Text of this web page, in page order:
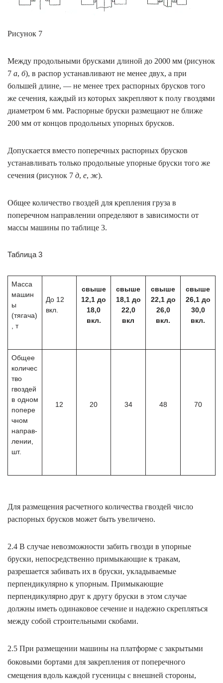
Рисунок 7
Между продольными брусками длиной до 2000 мм (рисунок
7 а, б), в распор устанавливают не менее двух, а при
большей длине, — не менее трех распорных брусков того
же сечения, каждый из которых закрепляют к полу гвоздями
диаметром 6 мм. Распорные бруски размещают не ближе
200 мм от концов продольных упорных брусков.
Допускается вместо поперечных распорных брусков
устанавливать только продольные упорные бруски того же
сечения (рисунок 7 д, е, ж).
Общее количество гвоздей для крепления груза в
поперечном направлении определяют в зависимости от
массы машины по таблице 3.
Таблица 3
Масса
машин
ы
(тягача)
, т
До 12
вкл.
свыше
12,1 до
18,0
вкл.
свыше
18,1 до
22,0
вкл
свыше
22,1 до
26,0
вкл.
свыше
26,1 до
30,0
вкл.
Общее
количес
тво
гвоздей
в одном
попере
чном
направ-
лении,
шт.
12 20 34 48 70
Для размещения расчетного количества гвоздей число
распорных брусков может быть увеличено.
2.4 В случае невозможности забить гвозди в упорные
бруски, непосредственно примыкающие к тракам,
разрешается забивать их в бруски, укладываемые
перпендикулярно к упорным. Примыкающие
перпендикулярно друг к другу бруски в этом случае
должны иметь одинаковое сечение и надежно скрепляться
между собой строительными скобами.
2.5 При размещении машины на платформе с закрытыми
боковыми бортами для закрепления от поперечного
смещения вдоль каждой гусеницы с внешней стороны,